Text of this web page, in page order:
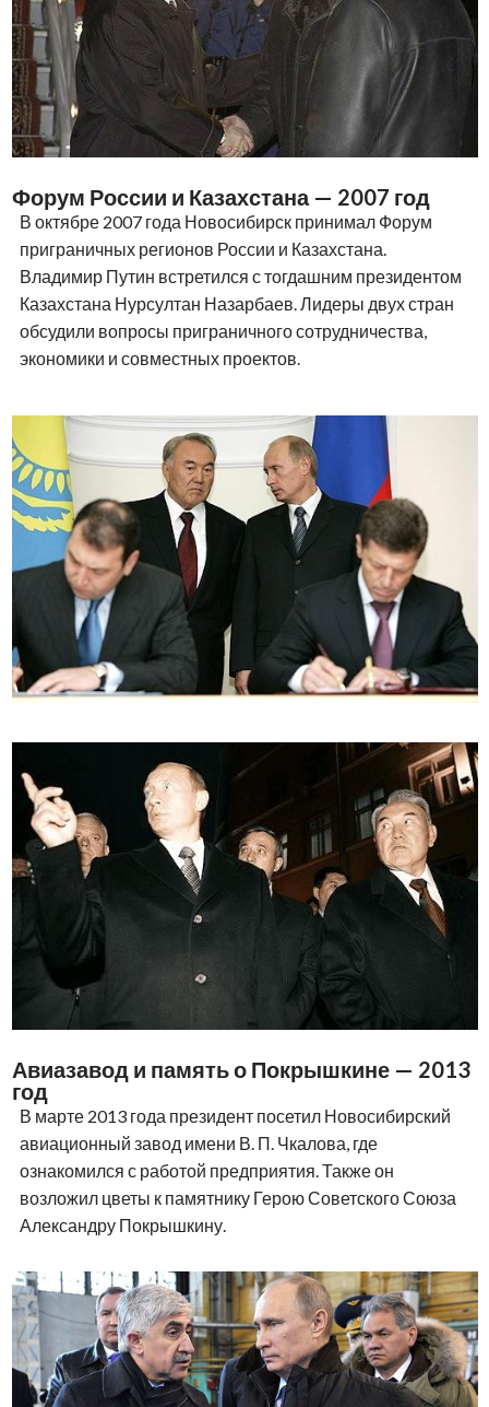
Два визита за один год — 2014-й
В 2014 году Владимир Путин дважды приезжал в
Новосибирск.
Во время первого визита он провел совещание по
вопросам социально-экономического развития
Новосибирский государственный университет.
Осенью президент вновь прилетел в столицу Сибири,
чтобы принять участие в открытии Бугринского моста —
одного из крупнейших инфраструктурных проектов
региона.
В 2018 году Новосибирск снова дважды принимал
президента.
В феврале, в День российской науки, Владимир Путин
посетил Академгородок, где встретился с учеными и
объектов НГУ.